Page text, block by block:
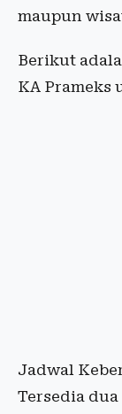
maupun
Berikut
KA Prameks
Jadwal
Tersedia